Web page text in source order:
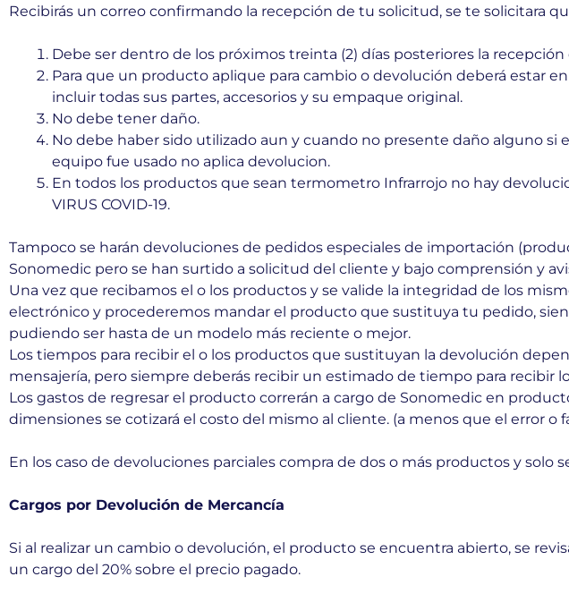
Recibirás un correo confirmando la recepción de tu solicitud, se te solicitara
Debe ser dentro de los próximos treinta (2) días posteriores la
Para que un producto aplique para cambio o devolución deberá estar
incluir todas sus partes, accesorios y su empaque original.
No debe tener daño.
No debe haber sido utilizado aun y cuando no presente daño alguno si
equipo fue usado no aplica devolucion.
En todos los productos que sean termometro Infrarrojo no hay
VIRUS COVID-19.
Tampoco se harán devoluciones de pedidos especiales de importación
Sonomedic pero se han surtido a solicitud del cliente y bajo comprensión y
Una vez que recibamos el o los productos y se valide la integridad de los
electrónico y procederemos mandar el producto que sustituya tu pedido,
pudiendo ser hasta de un modelo más reciente o mejor.
Los tiempos para recibir el o los productos que sustituyan la devolución
mensajería, pero siempre deberás recibir un estimado de tiempo para recibir
Los gastos de regresar el producto correrán a cargo de Sonomedic en
dimensiones se cotizará el costo del mismo al cliente. (a menos que el error
En los caso de devoluciones parciales compra de dos o más productos y solo
Cargos por Devolución de Mercancía
Si al realizar un cambio o devolución, el producto se encuentra abierto, se
un cargo del 20% sobre el precio pagado.